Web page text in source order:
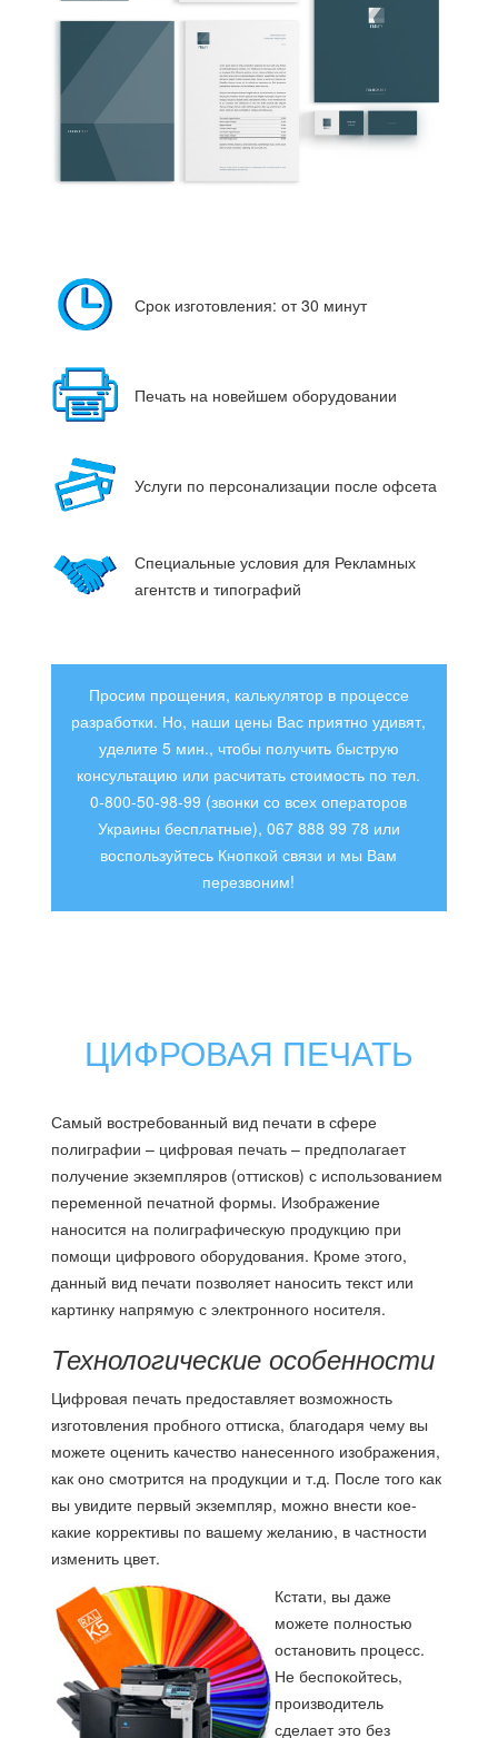
Срок изготовления: от 30 минут
Печать на новейшем оборудовании
Услуги по персонализации после офсета
Специальные условия для Рекламных
агентств и типографий
Просим прощения, калькулятор в процессе
разработки. Но, наши цены Вас приятно удивят,
уделите 5 мин., чтобы получить быструю
консультацию или расчитать стоимость по тел.
0-800-50-98-99 (звонки со всех операторов
Украины бесплатные), 067 888 99 78 или
воспользуйтесь Кнопкой связи и мы Вам
перезвоним!
ЦИФРОВАЯ ПЕЧАТЬ
Самый востребованный вид печати в сфере
полиграфии – цифровая печать – предполагает
получение экземпляров (оттисков) с использованием
переменной печатной формы. Изображение
наносится на полиграфическую продукцию при
помощи цифрового оборудования. Кроме этого,
данный вид печати позволяет наносить текст или
картинку напрямую с электронного носителя.
Технологические особенности
Цифровая печать предоставляет возможность
изготовления пробного оттиска, благодаря чему вы
можете оценить качество нанесенного изображения,
как оно смотрится на продукции и т.д. После того как
вы увидите первый экземпляр, можно внести кое-
какие коррективы по вашему желанию, в частности
изменить цвет.
Кстати, вы даже
можете полностью
остановить процесс.
Не беспокойтесь,
производитель
сделает это без